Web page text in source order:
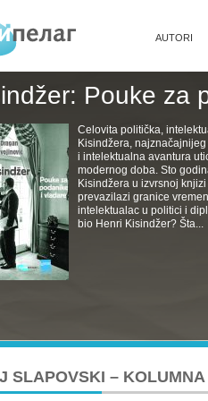
AUTORI
Pouke za
Celovita politička,
Kisindžera,
i intelektualna avantura
modernog doba. Sto
Kisindžera u izvrsnoj
prevazilazi granice
intelektualac u politici i
bio Henri Kisindžer? Šta...
SLAPOVSKI – KOLUMNA